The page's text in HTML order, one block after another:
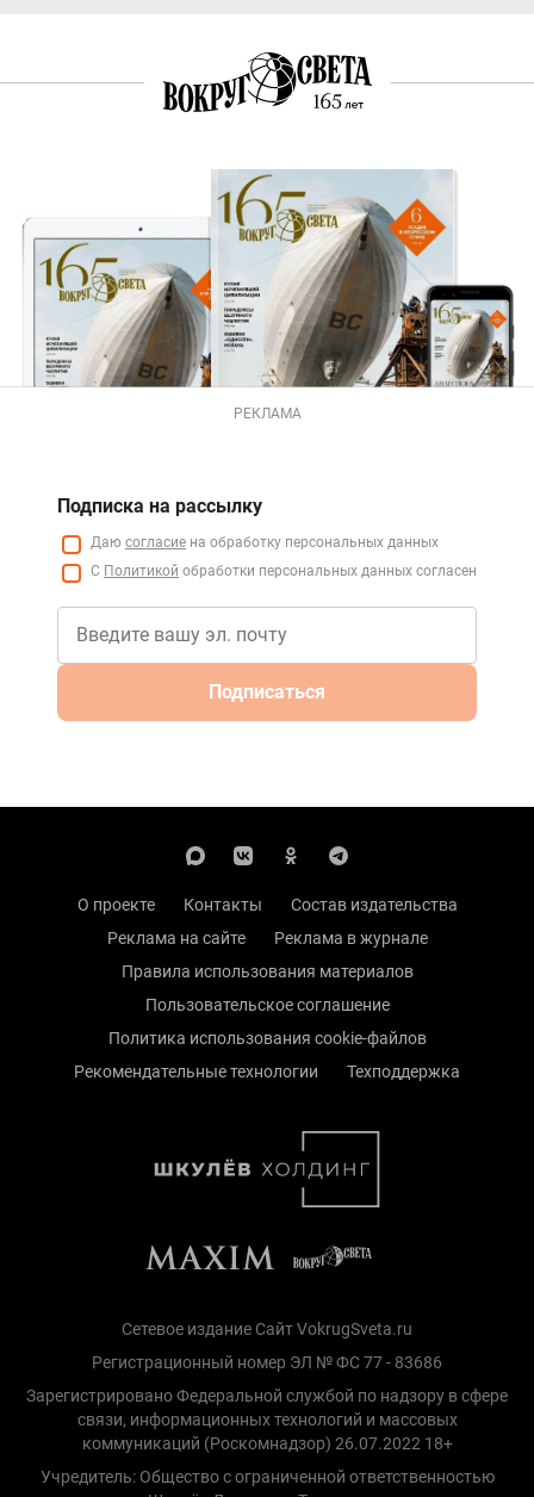
РЕКЛАМА
Подписка на рассылку
Даю согласие на обработку персональных данных
С Политикой обработки персональных данных согласен
Подписаться
О проекте Контакты
Состав издательства
Реклама на сайте
Реклама в журнале
Правила использования материалов
Пользовательское соглашение
Политика использования cookie-файлов
Рекомендательные технологии
Техподдержка
Сетевое издание Сайт VokrugSveta.ru
Регистрационный номер ЭЛ № ФС 77 - 83686
Зарегистрировано Федеральной службой по надзору в сфере
связи, информационных технологий и массовых
коммуникаций (Роскомнадзор) 26.07.2022 18+
Учредитель: Общество с ограниченной ответственностью